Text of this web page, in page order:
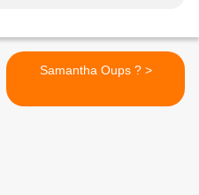
Samantha Oups ? >